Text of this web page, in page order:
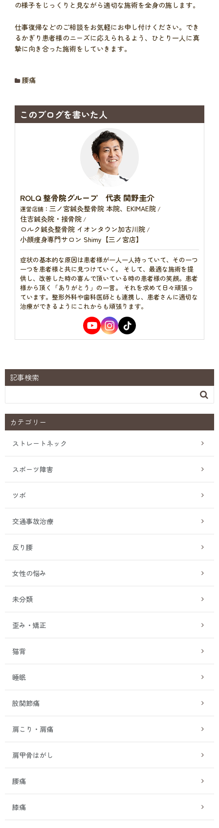
の様子をじっくりと見ながら適切な施術を全身の施します。
仕事復帰などのご相談をお気軽にお申し付けください。でき
るかぎり患者様のニーズに応えられるよう、ひとり一人に真
摯に向き合った施術をしていきます。
腰痛
このブログを書いた人
ROLQ 整骨院グループ 代表 関野圭介
運営店舗： 三ノ宮鍼灸整骨院 本院、EKIMAE院 /
住吉鍼灸院・接骨院 /
ロルク鍼灸整骨院 イオンタウン加古川院 /
小顔痩身専門サロン Shimy【三ノ宮店】
症状の基本的な原因は患者様が一人一人持っていて、その一つ
一つを患者様と共に見つけていく。 そして、最適な施術を提
供し、改善した時の喜んで頂いている時の患者様の笑顔。患者
様から頂く「ありがとう」の一言。 それを求めて日々頑張っ
ています。整形外科や歯科医師とも連携し、患者さんに適切な
治療ができるようにこれからも頑張ります。
記事検索

カテゴリー
ストレートネック
スポーツ障害
ツボ
交通事故治療
反り腰
女性の悩み
未分類
歪み・矯正
猫背
睡眠
股関節痛
肩こり・肩痛
肩甲骨はがし
腰痛
膝痛